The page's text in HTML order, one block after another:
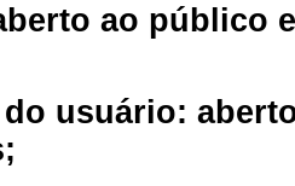
ao público
do usuário: